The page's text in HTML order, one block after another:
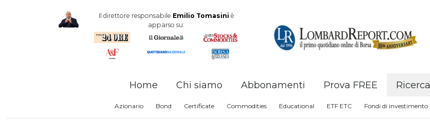
Il direttore responsabile Emilio Tomasini è
apparso su:
Home Chi siamo Abbonamenti Prova FREE Ricerca
Azionario Bond Certificate Commodities Educational ETF ETC Fondi di investimento